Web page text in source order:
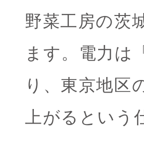
野菜工房の茨
ます。電力は
り、東京地区
上がるという